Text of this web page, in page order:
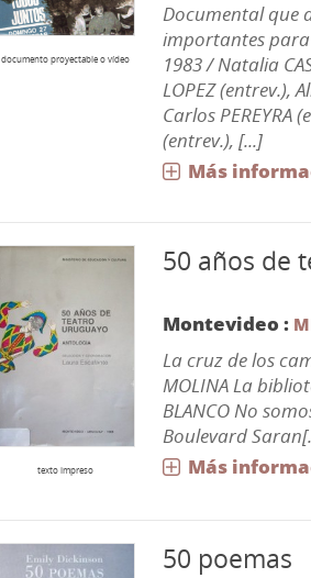
documento proyectable o vídeo
Documental que
importantes
1983 / Natalia
LOPEZ (entrev.),
Carlos PEREYRA
(entrev.), [...]
Más
texto impreso
50 años de
Montevideo :
La cruz de los
MOLINA La
BLANCO No
Boulevard
Más
50 poemas